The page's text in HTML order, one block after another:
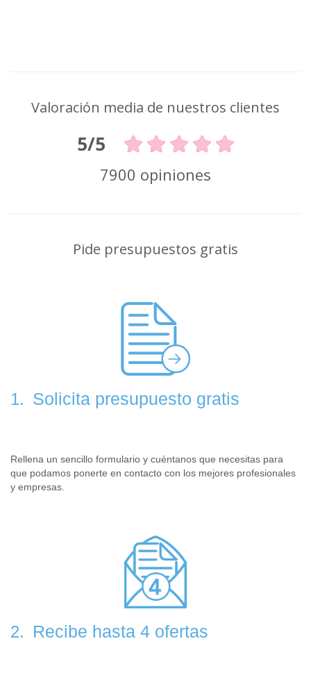
Valoración media de nuestros clientes
5/5
7900 opiniones
Pide presupuestos gratis
1. Solicita presupuesto gratis
Rellena un sencillo formulario y cuéntanos que necesitas para
que podamos ponerte en contacto con los mejores profesionales
y empresas.
2. Recibe hasta 4 ofertas